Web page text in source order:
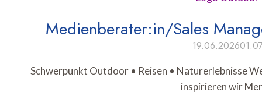
Medienberater:in/Sales
19.06.2026
Schwerpunkt Outdoor • Reisen • Naturerlebnisse
inspirieren wir